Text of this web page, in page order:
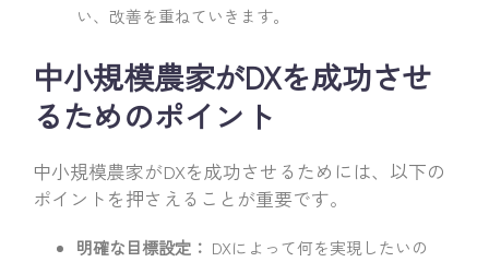
い、改善を重ねていきます。
中小規模農家がDXを成功させ
るためのポイント
中小規模農家がDXを成功させるためには、以下の
ポイントを押さえることが重要です。
明確な目標設定： DXによって何を実現したいの